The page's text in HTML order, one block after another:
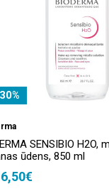
SENSIBIO H2O,
ūdens, 850 ml